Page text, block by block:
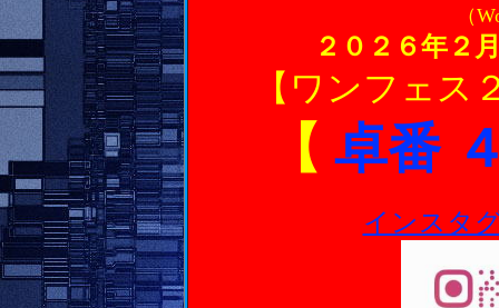
（
２０２６年２
【ワンフェス
【 卓番
インスタ